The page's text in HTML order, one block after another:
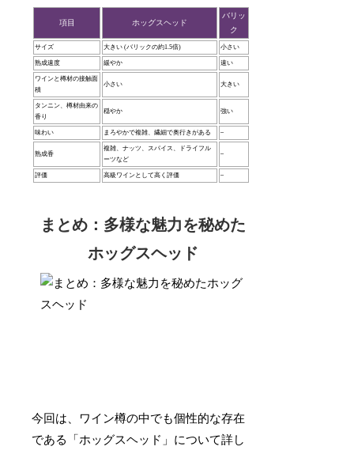
項目 ホッグスヘッド
バリッ
ク
サイズ 大きい (バリックの約1.5倍) 小さい
熟成速度 緩やか 速い
ワインと樽材の接触面
積
小さい 大きい
タンニン、樽材由来の
香り
穏やか 強い
味わい まろやかで複雑、繊細で奥行きがある –
熟成香
複雑、ナッツ、スパイス、ドライフル
ーツなど
–
評価 高級ワインとして高く評価 –
まとめ：多様な魅力を秘めた
ホッグスヘッド
今回は、ワイン樽の中でも個性的な存在
である「ホッグスヘッド」について詳し